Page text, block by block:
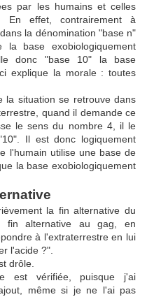
par les humains et celles
En effet, contrairement à
la dénomination "base n"
base exobiologiquement
donc "base 10" la base
explique la morale : toutes
la situation se retrouve dans
quand il demande ce
le sens du nombre 4, il le
Il est donc logiquement
l'humain utilise une base de
la base exobiologiquement
la fin alternative du
alternative au gag, en
à l'extraterrestre en lui
l'acide ?".
drôle.
est vérifiée, puisque j'ai
même si je ne l'ai pas